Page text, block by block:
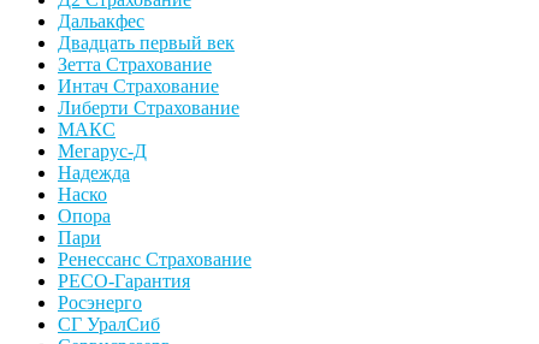
Дальакфес
Двадцать первый век
Зетта Страхование
Интач Страхование
Либерти Страхование
МАКС
Мегарус-Д
Надежда
Наско
Опора
Пари
Ренессанс Страхование
РЕСО-Гарантия
Росэнерго
СГ УралСиб